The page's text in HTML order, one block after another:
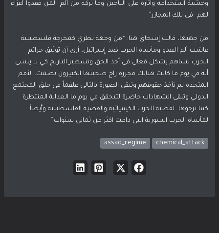
وحشية استخدامه وآثاره على الناجين وما تركه من ألم لمن فقدوا أعزاء
لهم في تلك المجازر”
من جهتها، قالت إسحاق هنا: “من وجهة نظري كمخرجة فلسطينية
عاشت ألم العدو ومأساة الحرب ضد إسرائيل، أرى أن توثيق جرائم
الحرب يساهم بشكل فعال في أخذ الحق وتسطير التاريخ كي لا ينسى
أنه في يوم ما كانت هنالك مجزرة راح ضحيتها الكثيرون بصمت. الأمم
المتحدة لم تأخذ حقوقهم وتبقى الصورة بالتالي علقماً في حلق المجتمع
الدولي وتبقى الشهادات حاضرة لتتحقق في يوم ما العدالة المنتظرة
كما نرجوها لقضية الحرب الكيميائية والقضية الفلسطينية وأيضاً
لمأساة الحرب السورية التي دامت اكثر من ثماني سنوات”
assad_regime chemical_attack